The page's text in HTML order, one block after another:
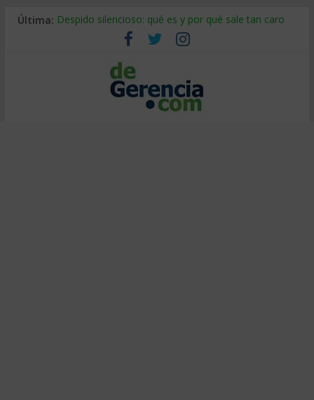
Última: Despido silencioso: qué es y por qué sale tan caro
La economía de Venezuela después del terremoto
Los 8 pasos de Kotter: liderar el cambio sin fracasar
Gestión de proyectos con IA: qué cambia en el oficio
IA y creatividad: cómo evitar que todos piensen igual